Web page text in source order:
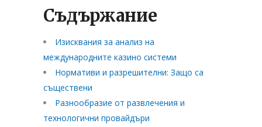
Съдържание
Изисквания за анализ на
международните казино системи
Нормативи и разрешителни: Защо са
съществени
Разнообразие от развлечения и
технологични провайдъри